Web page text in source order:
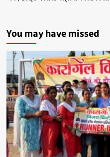
You may have missed